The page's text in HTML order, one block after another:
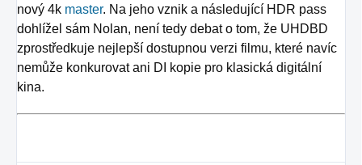
nový 4k master. Na jeho vznik a následující HDR pass
dohlížel sám Nolan, není tedy debat o tom, že UHDBD
zprostředkuje nejlepší dostupnou verzi filmu, které navíc
nemůže konkurovat ani DI kopie pro klasická digitální
kina.